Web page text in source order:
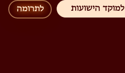
למוקד הישועות לתרומה